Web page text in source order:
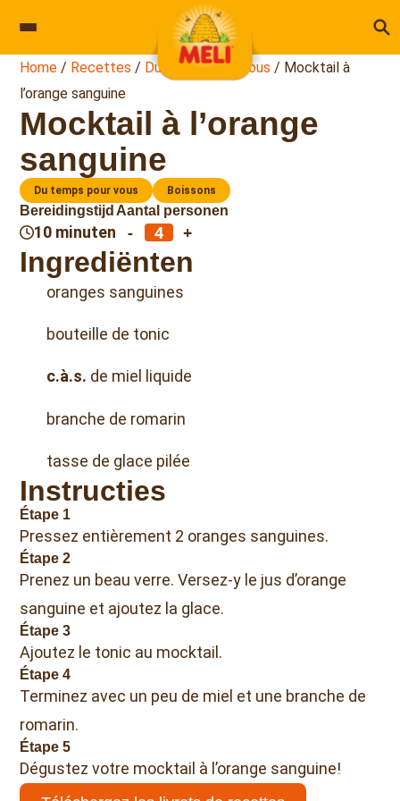
Home/ Recettes / Du temps pour vous / Mocktail à
l’orange sanguine
Mocktail à l’orange
sanguine
Du temps pour vous Boissons
Bereidingstijd
10 minuten
Aantal personen
- +
Ingrediënten
oranges sanguines
bouteille de tonic
c.à.s. de miel liquide
branche de romarin
tasse de glace pilée
Instructies
Étape 1
Pressez entièrement 2 oranges sanguines.
Étape 2
Prenez un beau verre. Versez-y le jus d’orange
sanguine et ajoutez la glace.
Étape 3
Ajoutez le tonic au mocktail.
Étape 4
Terminez avec un peu de miel et une branche de
romarin.
Étape 5
Dégustez votre mocktail à l’orange sanguine!